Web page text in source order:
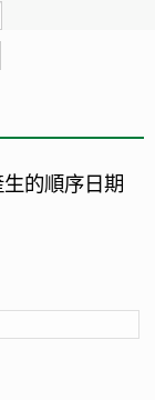
生的順序日期